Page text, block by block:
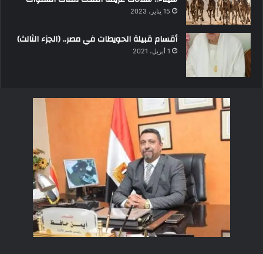
15 يناير، 2023
أقسام قبيلة الحويطات في مصر.. (الجزء الثالث)
1 أبريل، 2021